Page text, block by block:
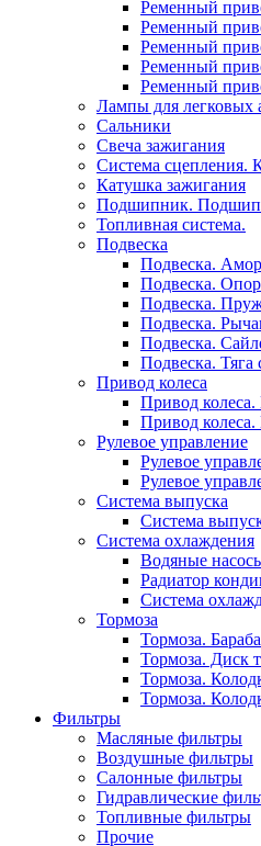
Ременный
Ременный
Ременный
Ременный
Ременный
Лампы для легковых
Сальники
Свеча зажигания
Система сцепления.
Катушка зажигания
Подшипник.
Топливная система.
Подвеска
Подвеска.
Подвеска.
Подвеска.
Подвеска.
Подвеска.
Подвеска. Тяга
Привод колеса
Привод колеса.
Привод
Рулевое управление
Рулевое
Рулевое
Система выпуска
Система
Система охлаждения
Водяные
Радиатор
Система
Тормоза
Тормоза.
Тормоза. Диск
Тормоза.
Тормоза.
Фильтры
Масляные фильтры
Воздушные фильтры
Салонные фильтры
Гидравлические
Топливные фильтры
Прочие